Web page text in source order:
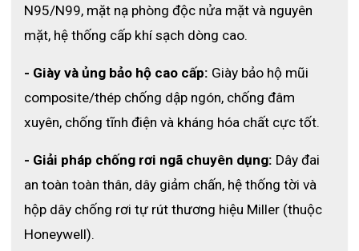
N95/N99, mặt nạ phòng độc nửa mặt và nguyên
mặt, hệ thống cấp khí sạch dòng cao.
- Giày và ủng bảo hộ cao cấp: Giày bảo hộ mũi
composite/thép chống dập ngón, chống đâm
xuyên, chống tĩnh điện và kháng hóa chất cực tốt.
- Giải pháp chống rơi ngã chuyên dụng: Dây đai
an toàn toàn thân, dây giảm chấn, hệ thống tời và
hộp dây chống rơi tự rút thương hiệu Miller (thuộc
Honeywell).